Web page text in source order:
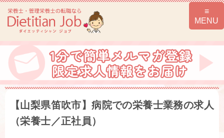
【山梨県笛吹市】病院での栄養士業務の求人
（栄養士／正社員）